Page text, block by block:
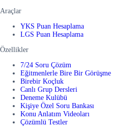
Araçlar
YKS Puan Hesaplama
LGS Puan Hesaplama
Özellikler
7/24 Soru Çözüm
Eğitmenlerle Bire Bir Görüşme
Birebir Koçluk
Canlı Grup Dersleri
Deneme Kulübü
Kişiye Özel Soru Bankası
Konu Anlatım Videoları
Çözümlü Testler